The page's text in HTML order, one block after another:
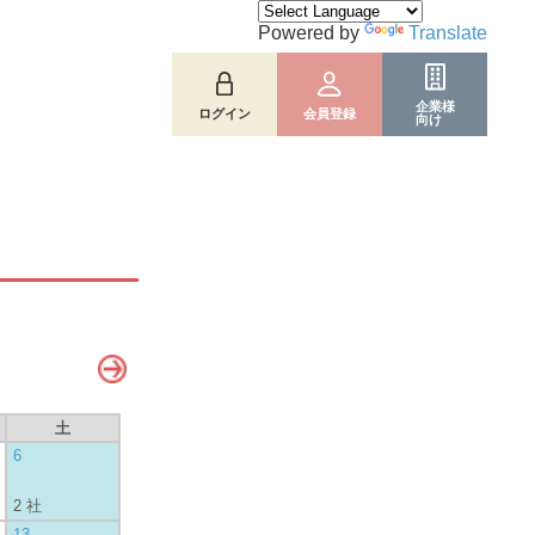
ログイン 会員登録
企業様
向け
Powered by Translate
土
6
2 社